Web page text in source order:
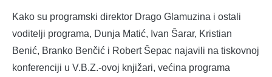
Kako su programski direktor Drago Glamuzina i ostali
voditelji programa, Dunja Matić, Ivan Šarar, Kristian
Benić, Branko Benčić i Robert Šepac najavili na tiskovnoj
konferenciji u V.B.Z.-ovoj knjižari, većina programa